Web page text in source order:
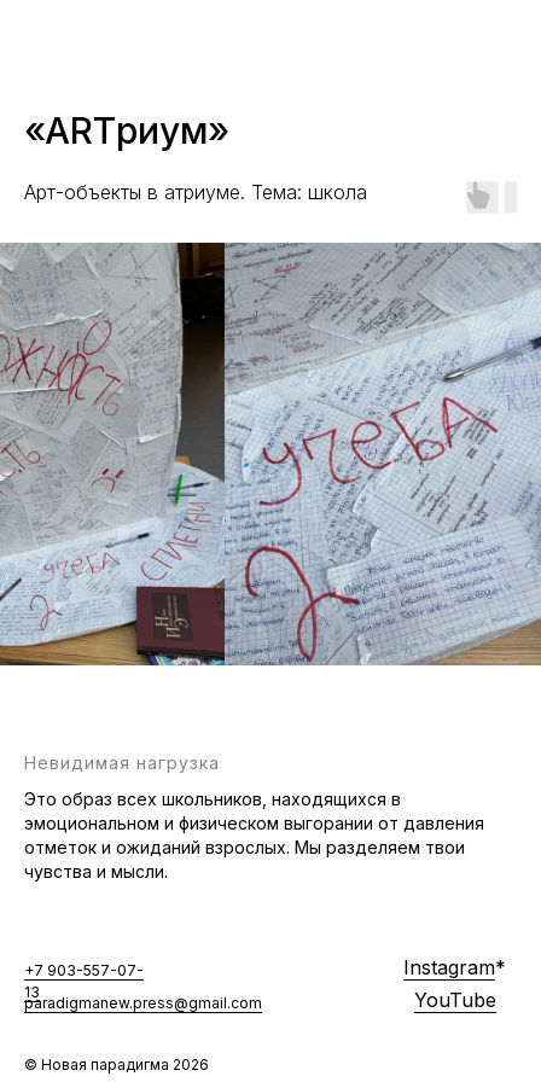
«ARTриум»
Арт-объекты в атриуме. Тема: школа
Невидимая нагрузка
Это образ всех школьников, находящихся в
эмоциональном и физическом выгорании от давления
отметок и ожиданий взрослых. Мы разделяем твои
чувства и мысли.
© Новая парадигма 2026
paradigmanew.press@gmail.com YouTube
Instagram*
+7 903-557-07-
13